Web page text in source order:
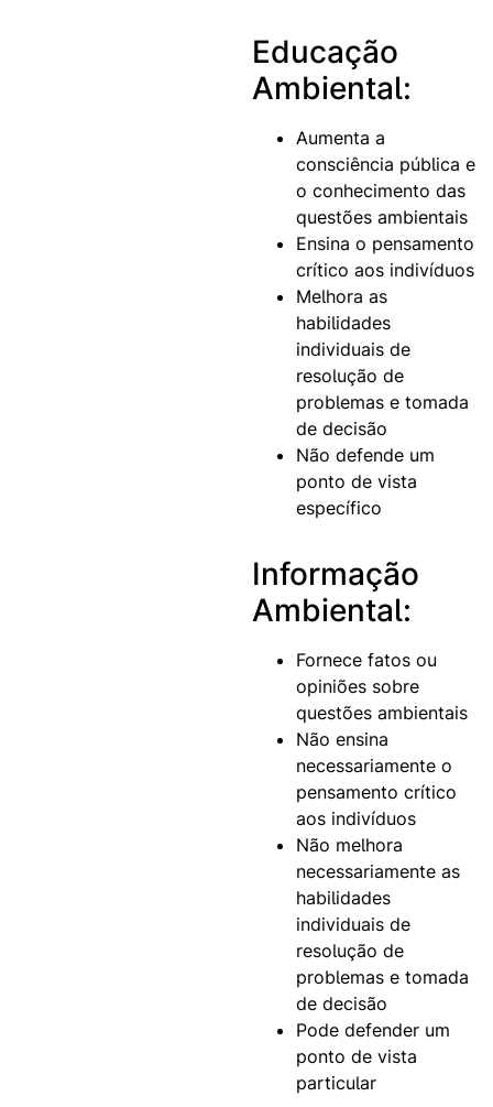
Educação
Ambiental:
Aumenta a
consciência pública e
o conhecimento das
questões ambientais
Ensina o pensamento
crítico aos indivíduos
Melhora as
habilidades
individuais de
resolução de
problemas e tomada
de decisão
Não defende um
ponto de vista
específico
Informação
Ambiental:
Fornece fatos ou
opiniões sobre
questões ambientais
Não ensina
necessariamente o
pensamento crítico
aos indivíduos
Não melhora
necessariamente as
habilidades
individuais de
resolução de
problemas e tomada
de decisão
Pode defender um
ponto de vista
particular